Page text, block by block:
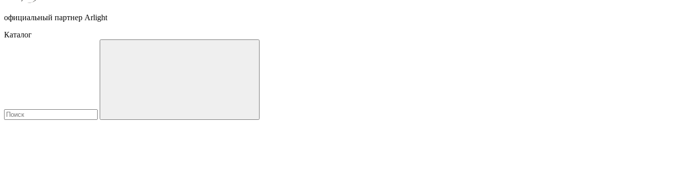
официальный партнер Arlight
Каталог